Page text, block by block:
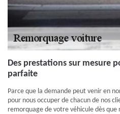
Des prestations sur mesure
parfaite
Parce que la demande peut venir en
pour nous occuper de chacun de nos
remorquage de votre véhicule dès